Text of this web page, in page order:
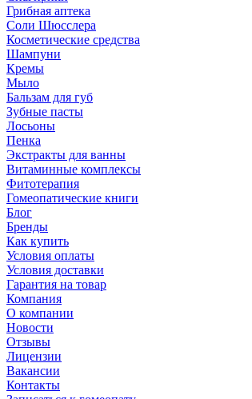
Грибная аптека
Соли Шюсслера
Косметические средства
Шампуни
Кремы
Мыло
Бальзам для губ
Зубные пасты
Лосьоны
Пенка
Экстракты для ванны
Витаминные комплексы
Фитотерапия
Гомеопатические книги
Блог
Бренды
Как купить
Условия оплаты
Условия доставки
Гарантия на товар
Компания
О компании
Новости
Отзывы
Лицензии
Вакансии
Контакты